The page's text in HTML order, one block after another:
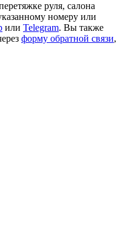
руля, салона
номеру или
или Telegram. Вы также
форму обратной связи,